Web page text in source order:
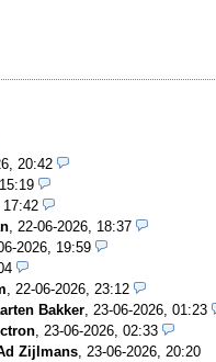
20:42
17:42
, 22-06-2026, 18:37
2026, 19:59
, 22-06-2026, 23:12
Bakker, 23-06-2026, 01:23
, 23-06-2026, 02:33
Zijlmans, 23-06-2026, 20:20